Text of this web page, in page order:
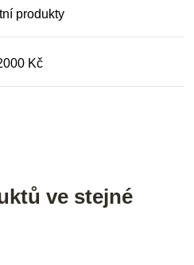
produkty
Kč
ve stejné